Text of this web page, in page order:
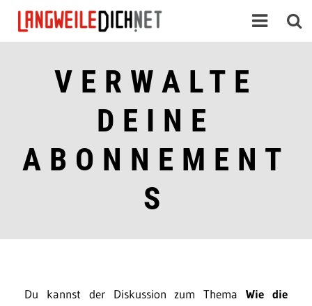
VERWALTE
DEINE
ABONNEMENT
S
Du kannst der Diskussion zum ThemaWie die